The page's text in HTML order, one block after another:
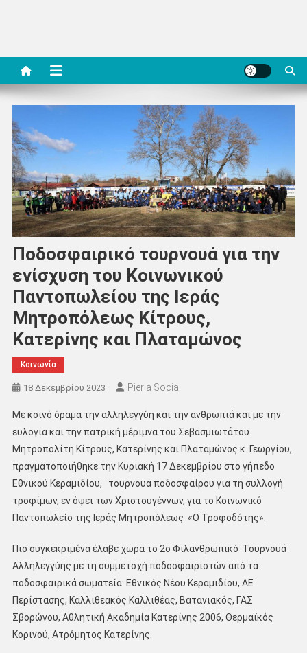
Ποδοσφαιρικό τουρνουά για την
ενίσχυση του Κοινωνικού
Παντοπωλείου της Ιεράς
Μητροπόλεως Κίτρους,
Κατερίνης και Πλαταμώνος
Κοινωνία
18 Δεκεμβρίου 2023 Pieria Social
Με κοινό όραμα την αλληλεγγύη και την ανθρωπιά και με την
ευλογία και την πατρική μέριμνα του Σεβασμιωτάτου
Μητροπολίτη Κίτρους, Κατερίνης και Πλαταμώνος κ. Γεωργίου,
πραγματοποιήθηκε την Κυριακή 17 Δεκεμβρίου στο γήπεδο
Εθνικού Κεραμιδίου, τουρνουά ποδοσφαίρου για τη συλλογή
τροφίμων, εν όψει των Χριστουγέννων, για το Κοινωνικό
Παντοπωλείο της Ιεράς Μητροπόλεως «Ο Τροφοδότης».
Πιο συγκεκριμένα έλαβε χώρα το 2ο Φιλανθρωπικό Τουρνουά
Αλληλεγγύης με τη συμμετοχή ποδοσφαιριστών από τα
ποδοσφαιρικά σωματεία: Εθνικός Νέου Κεραμιδίου, ΑΕ
Περίστασης, Καλλιθεακός Καλλιθέας, Βατανιακός, ΓΑΣ
Σβορώνου, Αθλητική Ακαδημία Κατερίνης 2006, Θερμαϊκός
Κορινού, Ατρόμητος Κατερίνης.